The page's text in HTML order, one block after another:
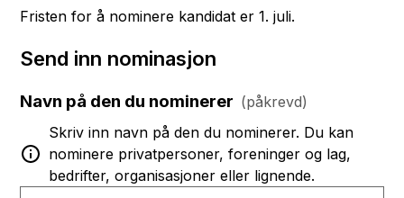
Fristen for å nominere kandidat er 1. juli.
Send inn nominasjon
Navn på den du nominerer (påkrevd)
Skriv inn navn på den du nominerer. Du kan
nominere privatpersoner, foreninger og lag,
bedrifter, organisasjoner eller lignende.